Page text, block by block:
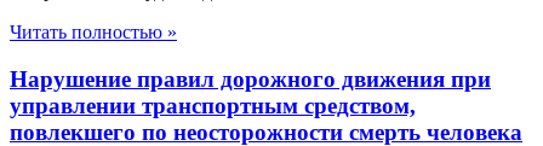
Читать полностью »
Нарушение правил дорожного движения при
управлении транспортным средством,
повлекшего по неосторожности смерть человека